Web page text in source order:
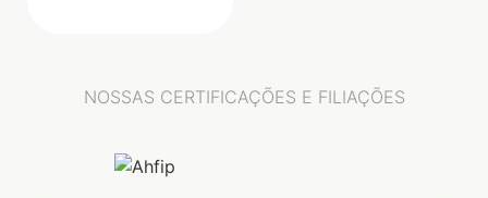
NOSSAS CERTIFICAÇÕES E FILIAÇÕES